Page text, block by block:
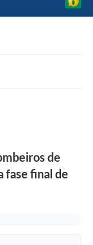
de
fase final de